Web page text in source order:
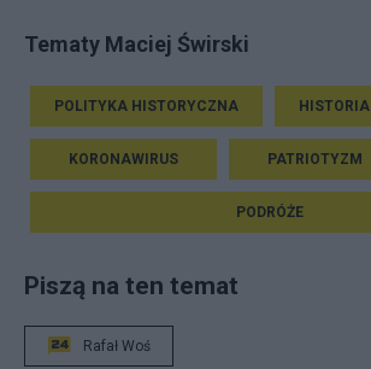
Tematy Maciej Świrski
POLITYKA HISTORYCZNA HISTORIA
KORONAWIRUS PATRIOTYZM
PODRÓŻE
Piszą na ten temat
Rafał Woś